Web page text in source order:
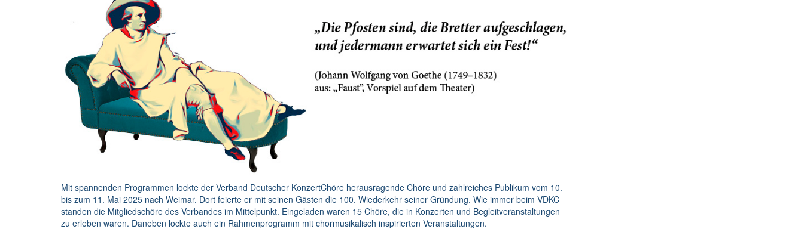
Mit spannenden Programmen lockte der Verband Deutscher KonzertChöre herausragende Chöre und zahlreiches Publikum vom 10.
bis zum 11. Mai 2025 nach Weimar. Dort feierte er mit seinen Gästen die 100. Wiederkehr seiner Gründung. Wie immer beim VDKC
standen die Mitgliedschöre des Verbandes im Mittelpunkt. Eingeladen waren 15 Chöre, die in Konzerten und Begleitveranstaltungen
zu erleben waren. Daneben lockte auch ein Rahmenprogramm mit chormusikalisch inspirierten Veranstaltungen.